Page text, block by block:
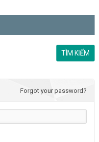
Forgot your password?